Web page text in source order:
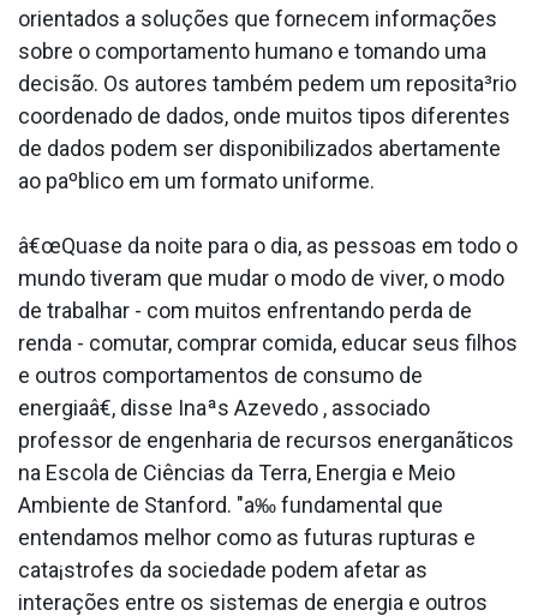
orientados a soluções que fornecem informações
sobre o comportamento humano e tomando uma
decisão. Os autores também pedem um reposita³rio
coordenado de dados, onde muitos tipos diferentes
de dados podem ser disponibilizados abertamente
ao paºblico em um formato uniforme.
â€œQuase da noite para o dia, as pessoas em todo o
mundo tiveram que mudar o modo de viver, o modo
de trabalhar - com muitos enfrentando perda de
renda - comutar, comprar comida, educar seus filhos
e outros comportamentos de consumo de
energiaâ€, disse Inaªs Azevedo , associado
professor de engenharia de recursos energanãticos
na Escola de Ciências da Terra, Energia e Meio
Ambiente de Stanford. "a‰ fundamental que
entendamos melhor como as futuras rupturas e
cata¡strofes da sociedade podem afetar as
interações entre os sistemas de energia e outros